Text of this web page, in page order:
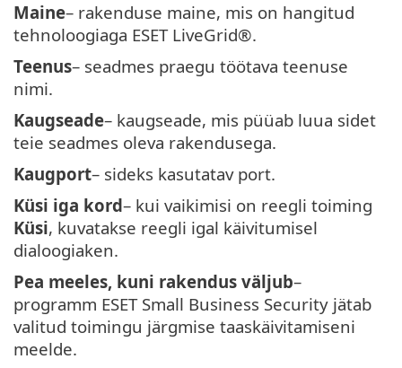
Maine– rakenduse maine, mis on hangitud
tehnoloogiaga ESET LiveGrid®.
Teenus– seadmes praegu töötava teenuse
nimi.
Kaugseade– kaugseade, mis püüab luua sidet
teie seadmes oleva rakendusega.
Kaugport– sideks kasutatav port.
Küsi iga kord– kui vaikimisi on reegli toiming
Küsi, kuvatakse reegli igal käivitumisel
dialoogiaken.
Pea meeles, kuni rakendus väljub–
programm ESET Small Business Security jätab
valitud toimingu järgmise taaskäivitamiseni
meelde.